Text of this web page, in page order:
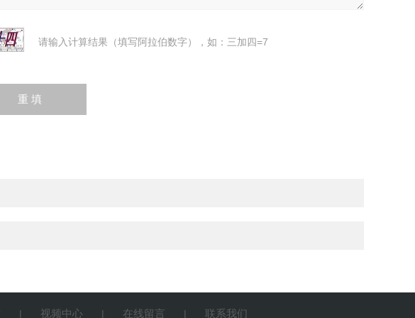
请输入计算结果（填写阿拉伯数字），如：三加四=7
| 视频中心 | 在线留言 | 联系我们